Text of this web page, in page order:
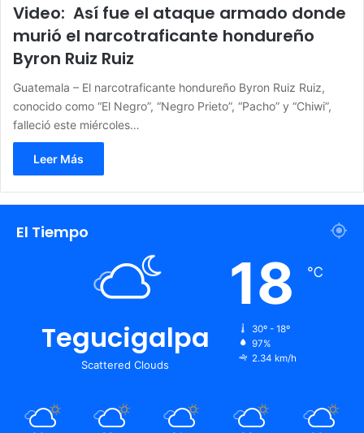
Video: Así fue el ataque armado donde
murió el narcotraficante hondureño
Byron Ruiz Ruiz
Guatemala – El narcotraficante hondureño Byron Ruiz Ruiz,
conocido como “El Negro”, “Negro Prieto”, “Pacho” y “Chiwi”,
falleció este miércoles…
Leer Más
El Tiempo
Tegucigalpa
Scattered Clouds
18 ℃
30º - 18º
97%
2.34 km/h